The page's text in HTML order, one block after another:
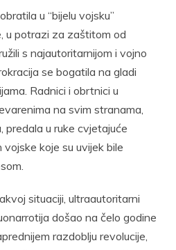
u “bijelu vojsku”
u potrazi za zaštitom od
s najautoritarnijom i vojno
se bogatila na gladi
Radnici i obrtnici u
na svim stranama,
predala u ruke cvjetajuće
koje su uvijek bile
situaciji, ultraautoritarni
došao na čelo godine
razdoblju revolucije,